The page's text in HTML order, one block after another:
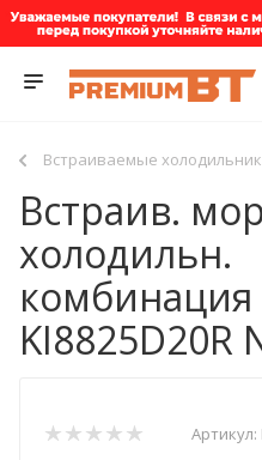
Встраиваемые
Встраив.
холодильн.
комбинация
KI8825D20R
Артикул: